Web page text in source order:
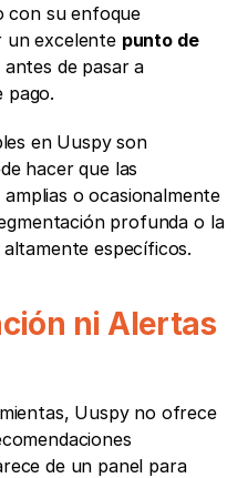
con su enfoque
un excelente punto de
antes de pasar a
pago.
en Uuspy son
hacer que las
amplias o ocasionalmente
profunda o la
específicos.
ni Alertas
Uuspy no ofrece
de un panel para